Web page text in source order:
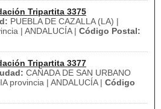
Tripartita 3375
PUEBLA DE CAZALLA (LA) |
| ANDALUCÍA | Código Postal:
Tripartita 3377
CAÑADA DE SAN URBANO
provincia | ANDALUCÍA | Código